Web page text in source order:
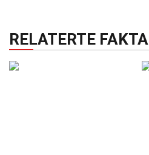
RELATERTE FAKTA